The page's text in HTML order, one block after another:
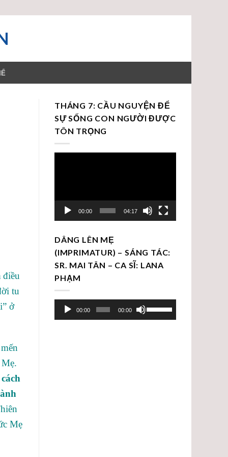
tu
ở
Mẹ
THÁNG 7: CẦU NGUYỆN ĐỂ
SỰ SỐNG CON NGƯỜI ĐƯỢC
TÔN TRỌNG
00:00 04:17
DÂNG LÊN MẸ
(IMPRIMATUR) – SÁNG TÁC:
SR. MAI TÂN – CA SĨ: LANA
PHẠM
Trình
chơi
00:00 00:00
dụng